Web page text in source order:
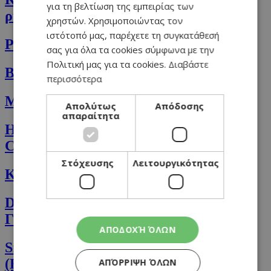
ρύζι
Pancakes με μπανάνα, μούρα και μέλι
Blueberry scones με λευκή σοκολάτα
Μακαρόνια linguini με καλαμάρι
Η απόλυτη συνταγή για Smash
Cheeseburgers!
Κάρυ με φασόλια mung beans
Deconstructed (αποδομημένο)
Γαλακτομπούρεκο σοκολάτας
Smoothie με μπανάνα και μύρτιλο
(Blueberry)
για τη βελτίωση της εμπειρίας των
χρηστών. Χρησιμοποιώντας τον
ιστότοπό μας, παρέχετε τη συγκατάθεσή
σας για όλα τα cookies σύμφωνα με την
Πολιτική μας για τα cookies. Διαβάστε
περισσότερα
Απολύτως
απαραίτητα
Απόδοσης
Στόχευσης Λειτουργικότητας
ΑΠΟΔΟΧΉ ΌΛΩΝ
ΑΠΌΡΡΙΨΗ ΌΛΩΝ